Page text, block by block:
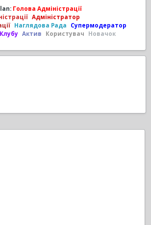
Голова Адміністрації
Адміністратор
Наглядова Рада
Супермодератор
Актив Користувач
Новачок